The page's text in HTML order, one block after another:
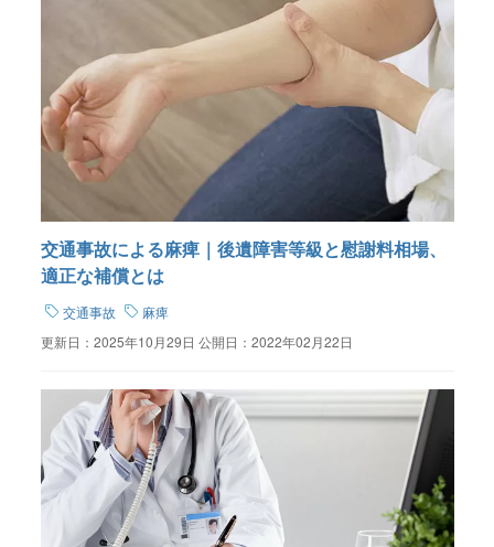
交通事故による麻痺｜後遺障害等級と慰謝料相場、
適正な補償とは
交通事故
麻痺
更新日： 2025年10月29日 公開日： 2022年02月22日